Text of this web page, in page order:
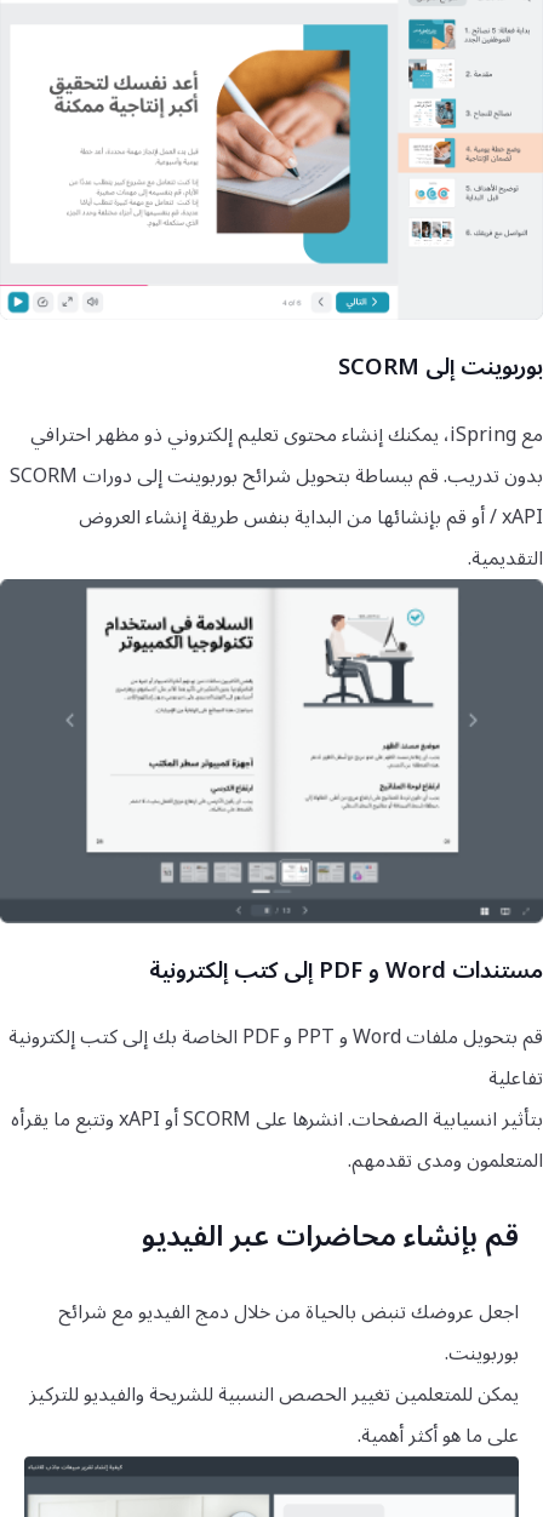
بوربوينت إلى SCORM
مع iSpring، يمكنك إنشاء محتوى تعليم إلكتروني ذو مظهر احترافي
بدون تدريب. قم ببساطة بتحويل شرائح بوربوينت إلى دورات SCORM
/ xAPI أو قم بإنشائها من البداية بنفس طريقة إنشاء العروض
التقديمية.
مستندات Word و PDF إلى كتب إلكترونية
قم بتحويل ملفات Word و PPT و PDF الخاصة بك إلى كتب إلكترونية
تفاعلية
بتأثير انسيابية الصفحات. انشرها على SCORM أو xAPI وتتبع ما يقرأه
المتعلمون ومدى تقدمهم.
قم بإنشاء محاضرات عبر الفيديو
اجعل عروضك تنبض بالحياة من خلال دمج الفيديو مع شرائح
بوربوينت.
يمكن للمتعلمين تغيير الحصص النسبية للشريحة والفيديو للتركيز
على ما هو أكثر أهمية.